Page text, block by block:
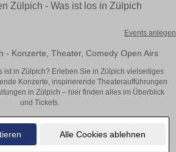
Alle Cookies ablehnen
Zülpich - Was ist los in Zülpich
Events anlegen
- Konzerte, Theater, Comedy Open Airs
ist in Zülpich? Erleben Sie in Zülpich vielseitiges
Konzerte, inspirierende Theateraufführungen
in Zülpich – hier finden alles im Überblick
und Tickets.